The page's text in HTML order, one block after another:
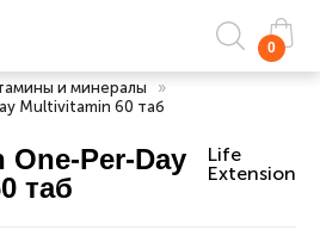
0
и минералы
»
Multivitamin 60 таб
Per-Day
таб
Life
Extension